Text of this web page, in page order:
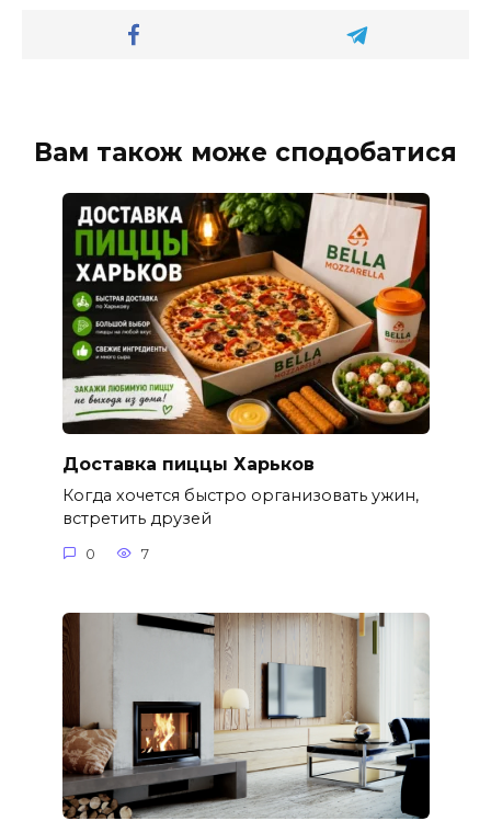
Вам також може сподобатися
Доставка пиццы Харьков
Когда хочется быстро организовать ужин,
встретить друзей
0 7